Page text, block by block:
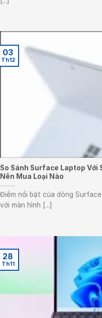
So Sánh Surface Laptop Với
Nên Mua Loại Nào
Điểm nổi bật của dòng
với màn hình [...]
03
Th12
28
Th11